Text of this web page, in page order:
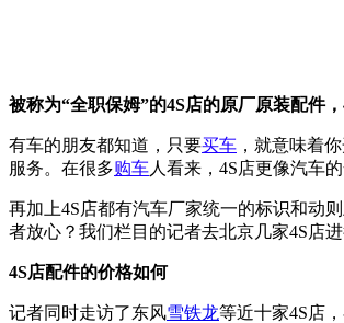
被称为“全职保姆”的4S店的原厂原装配件
有车的朋友都知道，只要买车 ，就意味着
服务。在很多购车人看来，4S店更像汽车
再加上4S店都有汽车厂家统一的标识和动
者放心？我们栏目的记者去北京几家4S店进
4S店配件的价格如何
记者同时走访了东风雪铁龙等近十家4S店